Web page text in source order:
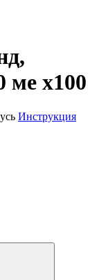
ме x100
Инструкция